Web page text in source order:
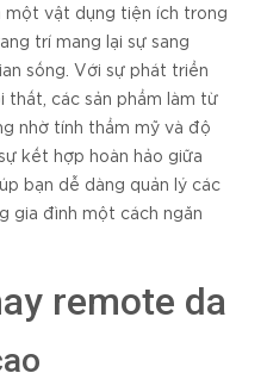
một vật dụng tiện ích trong
trí mang lại sự sang
sống. Với sự phát triển
thất, các sản phẩm làm từ
nhờ tính thẩm mỹ và độ
kết hợp hoàn hảo giữa
bạn dễ dàng quản lý các
gia đình một cách ngăn
remote da